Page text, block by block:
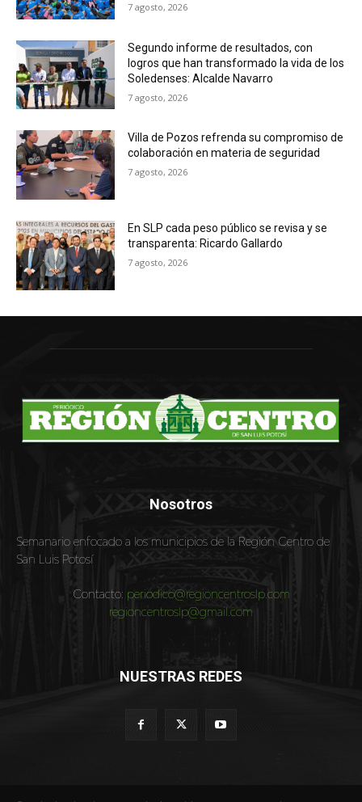
7 agosto, 2026
Segundo informe de resultados, con
logros que han transformado la vida de los
Soledenses: Alcalde Navarro
7 agosto, 2026
Villa de Pozos refrenda su compromiso de
colaboración en materia de seguridad
7 agosto, 2026
En SLP cada peso público se revisa y se
transparenta: Ricardo Gallardo
7 agosto, 2026
Nosotros
Semanario enfocado a los municipios de la Región Centro de
San Luis Potosí
Contacto: periodico@regioncentroslp.com
regioncentroslp@gmail.com
NUESTRAS REDES